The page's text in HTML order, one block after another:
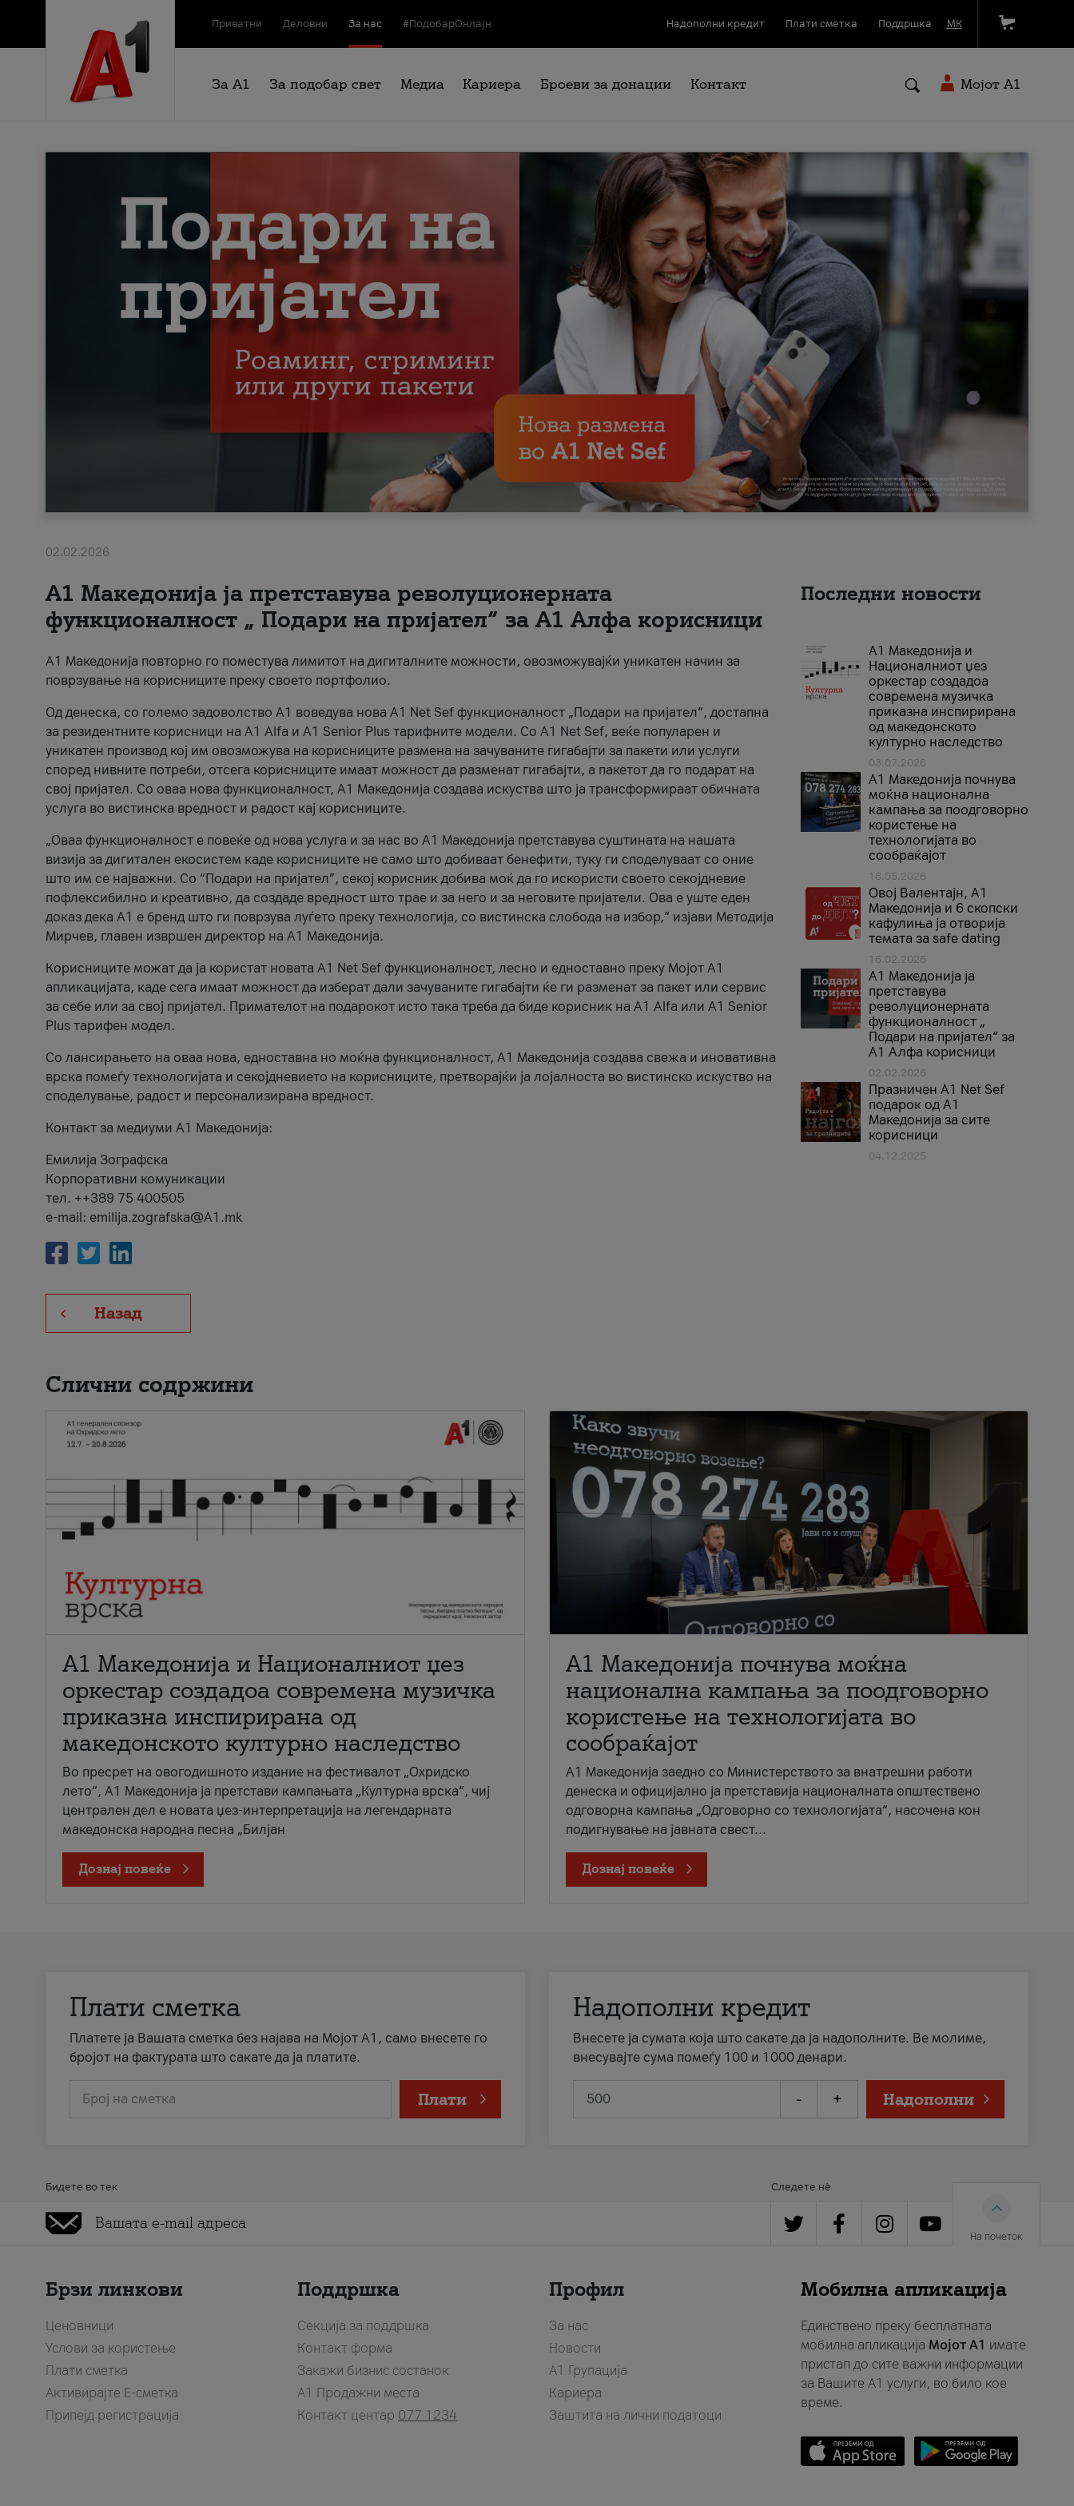
Приватни Деловни За нас #ПодобарОнлајн Надополни кредит Плати сметка Поддршка МК
За А1 За подобар свет Медиа Кариера Броеви за донации Контакт Мојот A1
02.02.2026
А1 Македонија ја претставува револуционерната
функционалност „ Подари на пријател“ за А1 Алфа корисници
А1 Македонија повторно го поместува лимитот на дигиталните можности, овозможувајќи уникатен начин за
поврзување на корисниците преку своето портфолио.
Од денеска, со големо задоволство А1 воведува нова A1 Net Sef функционалност „Подари на пријател“, достапна
за резидентните корисници на А1 Alfa и A1 Senior Plus тарифните модели. Со A1 Net Sef, веќе популарен и
уникатен производ кој им овозможува на корисниците размена на зачуваните гигабајти за пакети или услуги
според нивните потреби, отсега корисниците имаат можност да разменат гигабајти, а пакетот да го подарат на
свој пријател. Со оваа нова функционалност, А1 Македонија создава искуства што ја трансформираат обичната
услуга во вистинска вредност и радост кај корисниците.
„Оваа функционалност е повеќе од нова услуга и за нас во А1 Македонија претставува суштината на нашата
визија за дигитален екосистем каде корисниците не само што добиваат бенефити, туку ги споделуваат со оние
што им се најважни. Со “Подари на пријател”, секој корисник добива моќ да го искористи своето секојдневие
пофлексибилно и креативно, да создаде вредност што трае и за него и за неговите пријатели. Ова е уште еден
доказ дека А1 е бренд што ги поврзува луѓето преку технологија, со вистинска слобода на избор,“ изјави Методија
Мирчев, главен извршен директор на А1 Македонија.
Корисниците можат да ја користат новата А1 Net Sef функционалност, лесно и едноставно преку Мојот А1
апликацијата, каде сега имаат можност да изберат дали зачуваните гигабајти ќе ги разменат за пакет или сервис
за себе или за свој пријател. Примателот на подарокот исто така треба да биде корисник на А1 Alfa или A1 Senior
Plus тарифен модел.
Со лансирањето на оваа нова, едноставна но моќна функционалност, А1 Македонија создава свежа и иновативна
врска помеѓу технологијата и секојдневието на корисниците, претворајќи ја лојалноста во вистинско искуство на
споделување, радост и персонализирана вредност.
Контакт за медиуми А1 Македонија:
Емилија Зографска
Корпоративни комуникации
тел. ++389 75 400505
e-mail: emilija.zografska@A1.mk
Назад
Последни новости
А1 Македонија и
Националниот џез
оркестар создадоа
современа музичка
приказна инспирирана
од македонското
културно наследство
03.07.2026
A1 Македонија почнува
моќна национална
кампања за поодговорно
користење на
технологијата во
сообраќајот
18.05.2026
Овој Валентајн, A1
Македонија и 6 скопски
кафулиња ја отворија
темата за safe dating
16.02.2026
А1 Македонија ја
претставува
револуционерната
функционалност „
Подари на пријател“ за
А1 Алфа корисници
02.02.2026
Празничен A1 Net Sеf
подарок од А1
Македонија за сите
корисници
04.12.2025
Слични содржини
А1 Македонија и Националниот џез
оркестар создадоа современа музичка
приказна инспирирана од
македонското културно наследство
Во пресрет на овогодишното издание на фестивалот „Охридско
лето“, А1 Македонија ја претстави кампањата „Културна врска“, чиј
централен дел е новата џез-интерпретација на легендарната
македонска народна песна „Билјан
Дознај повеќе
A1 Македонија почнува моќна
национална кампања за поодговорно
користење на технологијата во
сообраќајот
A1 Македонија заедно со Министерството за внатрешни работи
денеска и официјално ја претставија националната општествено
одговорна кампања „Одговорно со технологијата“, насочена кон
подигнување на јавната свест...
Дознај повеќе
Плати сметка
Платете ја Вашата сметка без најава на Мојот А1, само внесете го
бројот на фактурата што сакате да ја платите.
Број на сметка Плати
Надополни кредит
Внесете ја сумата која што сакате да ја надополните. Ве молиме,
внесувајте сума помеѓу 100 и 1000 денари.
- + Надополни
Бидете во тек Следете нè
На почеток
Брзи линкови
Ценовници
Услови за користење
Плати сметка
Активирајте Е-сметка
Припејд регистрација
Поддршка
Секција за поддршка
Контакт форма
Закажи бизнис состанок
A1 Продажни места
Контакт центар 077 1234
Профил
За нас
Новости
А1 Групација
Кариера
Заштита на лични податоци
Мобилна апликација
Единствено преку бесплатната
мобилна апликација Мојот A1 имате
пристап до сите важни информации
за Вашите A1 услуги, во било кое
време.